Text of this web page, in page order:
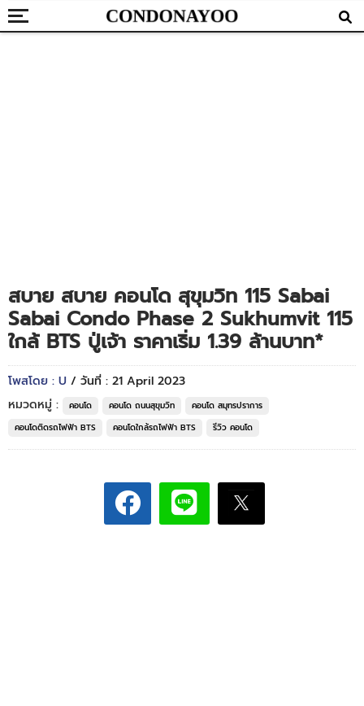
สบาย สบาย คอนโด สุขุมวิท 115 Sabai
Sabai Condo Phase 2 Sukhumvit 115
ใกล้ BTS ปู่เจ้า ราคาเริ่ม 1.39 ล้านบาท*
โพสโดย : U / วันที่ : 21 April 2023
หมวดหมู่ :
คอนโด คอนโด ถนนสุขุมวิท
คอนโด สมุทรปราการ
คอนโดติดรถไฟฟ้า BTS
คอนโดใกล้รถไฟฟ้า BTS รีวิว คอนโด